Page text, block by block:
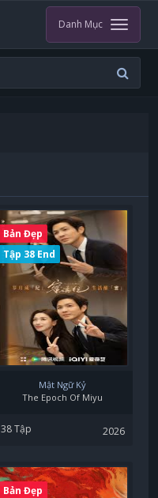
Danh Mục
Bản Đẹp
Tập 38 End
Mật Ngữ Kỷ
The Epoch Of Miyu
38 Tập 2026
Bản Đẹp